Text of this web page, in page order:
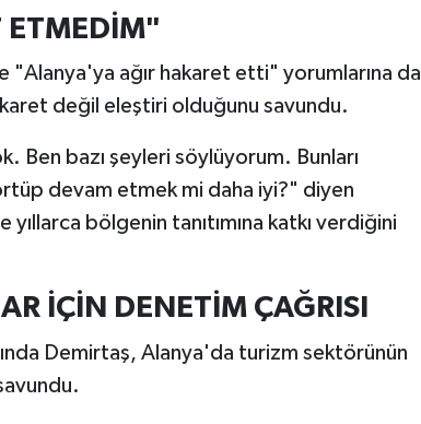
ETMEDİM"
"Alanya'ya ağır hakaret etti" yorumlarına da
değil eleştiri olduğunu savundu.
Ben bazı şeyleri söylüyorum. Bunları
devam etmek mi daha iyi?" diyen
bölgenin tanıtımına katkı verdiğini
İÇİN DENETİM ÇAĞRISI
Demirtaş, Alanya'da turizm sektörünün